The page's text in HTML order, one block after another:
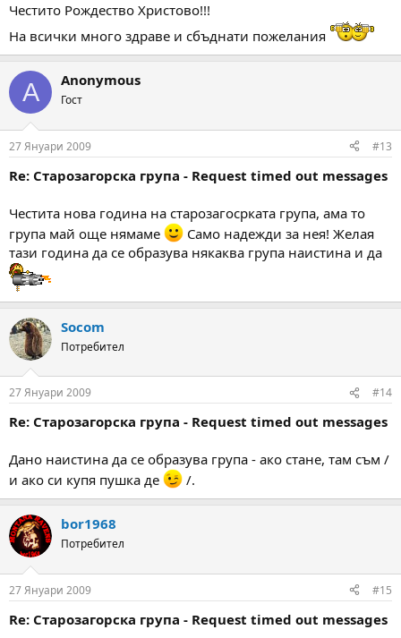
Честито Рождество Христово!!!
На всички много здраве и сбъднати пожелания
A Anonymous
Гост
27 Януари 2009 #13
Re: Старозагорска група - Request timed out messages
Честита нова година на старозагосрката група, ама то
група май още нямаме
Само надежди за нея! Желая
тази година да се образува някаква група наистина и да
Socom
Потребител
27 Януари 2009 #14
Re: Старозагорска група - Request timed out messages
Дано наистина да се образува група - ако стане, там съм /
и ако си купя пушка де
/.
bor1968
Потребител
27 Януари 2009 #15
Re: Старозагорска група - Request timed out messages